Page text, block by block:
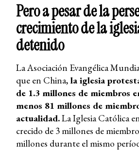
Pero a pesar de la
crecimiento de la
detenido
La Asociación Evangélica
que en China, la iglesia
de 1.3 millones de miembros
menos 81 millones de
actualidad.La Iglesia Católica
crecido de 3 millones de
millones durante el mismo